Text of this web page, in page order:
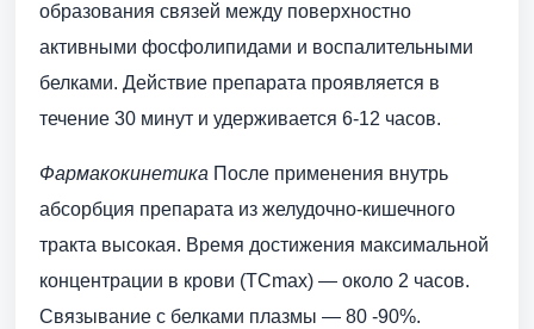
образования связей между поверхностно
активными фосфолипидами и воспалительными
белками. Действие препарата проявляется в
течение 30 минут и удерживается 6-12 часов.
Фармакокинетика После применения внутрь
абсорбция препарата из желудочно-кишечного
тракта высокая. Время достижения максимальной
концентрации в крови (ТСmах) — около 2 часов.
Связывание с белками плазмы — 80 -90%.